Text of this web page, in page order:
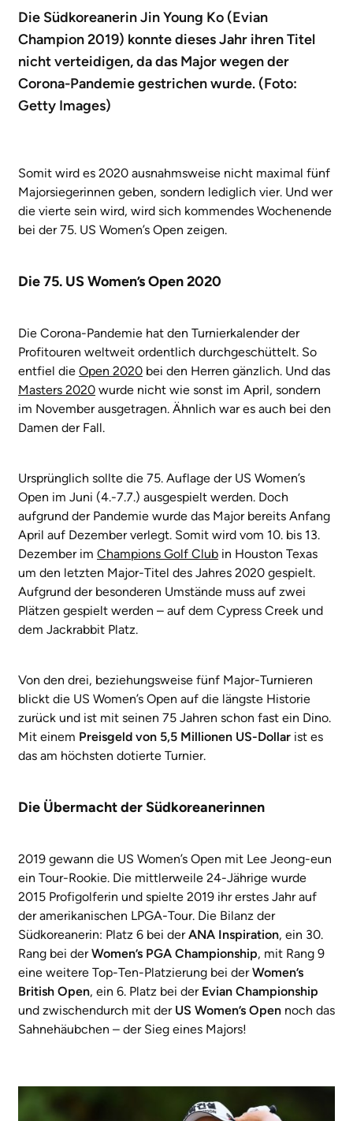
Die Südkoreanerin Jin Young Ko (Evian
Champion 2019) konnte dieses Jahr ihren Titel
nicht verteidigen, da das Major wegen der
Corona-Pandemie gestrichen wurde. (Foto:
Getty Images)
Somit wird es 2020 ausnahmsweise nicht maximal fünf
Majorsiegerinnen geben, sondern lediglich vier. Und wer
die vierte sein wird, wird sich kommendes Wochenende
bei der 75. US Women’s Open zeigen.
Die 75. US Women’s Open 2020
Die Corona-Pandemie hat den Turnierkalender der
Profitouren weltweit ordentlich durchgeschüttelt. So
entfiel die Open 2020 bei den Herren gänzlich. Und das
Masters 2020 wurde nicht wie sonst im April, sondern
im November ausgetragen. Ähnlich war es auch bei den
Damen der Fall.
Ursprünglich sollte die 75. Auflage der US Women’s
Open im Juni (4.-7.7.) ausgespielt werden. Doch
aufgrund der Pandemie wurde das Major bereits Anfang
April auf Dezember verlegt. Somit wird vom 10. bis 13.
Dezember im Champions Golf Club in Houston Texas
um den letzten Major-Titel des Jahres 2020 gespielt.
Aufgrund der besonderen Umstände muss auf zwei
Plätzen gespielt werden – auf dem Cypress Creek und
dem Jackrabbit Platz.
Von den drei, beziehungsweise fünf Major-Turnieren
blickt die US Women’s Open auf die längste Historie
zurück und ist mit seinen 75 Jahren schon fast ein Dino.
Mit einem Preisgeld von 5,5 Millionen US-Dollar ist es
das am höchsten dotierte Turnier.
Die Übermacht der Südkoreanerinnen
2019 gewann die US Women’s Open mit Lee Jeong-eun
ein Tour-Rookie. Die mittlerweile 24-Jährige wurde
2015 Profigolferin und spielte 2019 ihr erstes Jahr auf
der amerikanischen LPGA-Tour. Die Bilanz der
Südkoreanerin: Platz 6 bei derANA Inspiration, ein 30.
Rang bei derWomen’s PGA Championship, mit Rang 9
eine weitere Top-Ten-Platzierung bei derWomen’s
British Open, ein 6. Platz bei der Evian Championship
und zwischendurch mit der US Women’s Open noch das
Sahnehäubchen – der Sieg eines Majors!